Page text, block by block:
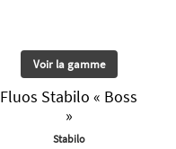
Voir la gamme
Fluos Stabilo « Boss
»
Stabilo